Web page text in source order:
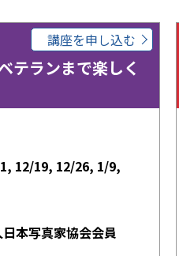
テランまで楽しく
講座を申し込む
12/19, 12/26, 1/9,
本写真家協会会員